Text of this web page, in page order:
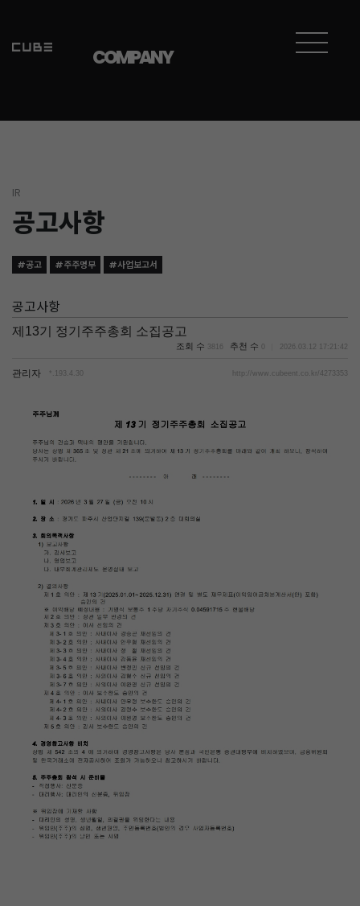
COMPANY
IR
공고사항
#공고 #주주명부 #사업보고서
공고사항
제13기 정기주주총회 소집공고
조회 수 3816 추천 수 2026.03.12 17:21:42
관리자 *.193.4.30 http://www.cubeent.co.kr/4273353